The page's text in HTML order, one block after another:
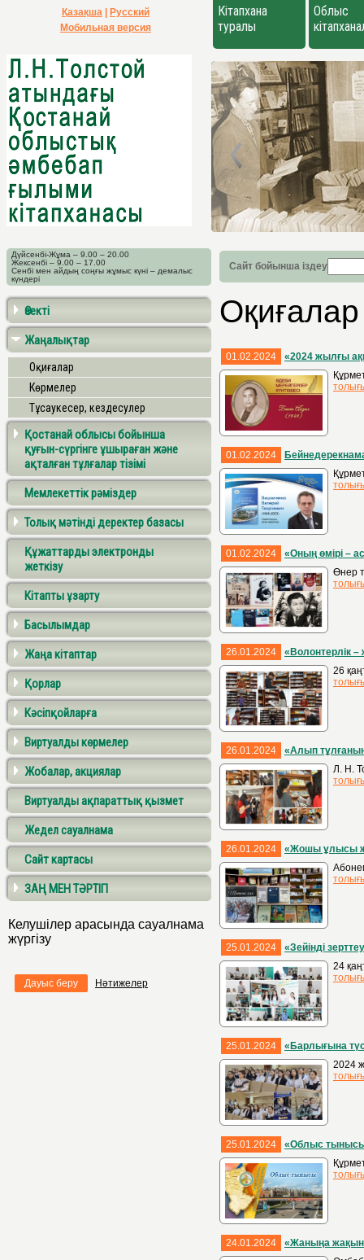
Қазақша
Русский
Мобильная версия
Кітапхана
туралы
Облыс
Дүйсенбі-Жұма – 9.00 – 20.00
Жексенбі – 9.00 – 17.00
Сенбі мен айдың соңғы жұмыс күні – демалыс
күндері
Сайт бойынша іздеу
Өзекті
Жаңалықтар
Оқиғалар
Көрмелер
Тұсаукесер, кездесулер
Қостанай облысы бойынша
қуғын-сүргінге ұшыраған және
ақталған тұлғалар тізімі
Мемлекеттік рәміздер
Толық мәтінді деректер базасы
Құжаттарды электронды
жеткізу
Кітапты ұзарту
Басылымдар
Жаңа кітаптар
Қорлар
Кәсіпқойларға
Виртуалды көрмелер
Жобалар, акциялар
Виртуалды ақпараттық қызмет
Жедел сауалнама
Сайт картасы
ЗАҢ МЕН ТӘРТІП
Келушілер арасында сауалнама
жүргізу
Дауыс беру Нәтижелер
Оқиғалар
01.02.2024
«2024 жылғы
01.02.2024
01.02.2024
«Оның өмірі –
Өнер
26.01.2024
«Волонтерлік
26
26.01.2024
«Алып
Л. Н.
26.01.2024
«Жошы ұлысы
25.01.2024
«Зейінді
24
25.01.2024
«Барлығына
2024
25.01.2024
«Облыс
24.01.2024
«Жаныңа жақын